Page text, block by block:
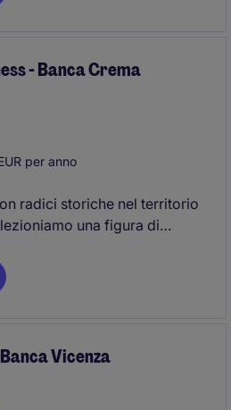
- Banca Crema
per anno
radici storiche nel territorio
una figura di
per consolidare e
clienti nella zona di Crema.
Vicenza